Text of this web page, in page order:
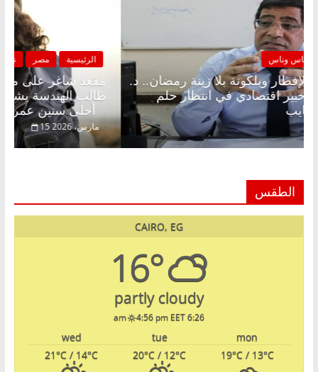
الرئيسية مصر
مقعد شاغر على الإفطار وبلكونة بلا زينة رمضان.. د.
عبدالخالق فاروق خبير اقتصادي في انتظار حلم
الحرية ولمة الحبايب
22 فبراير، 2026
الطقس
CAIRO, EG
16°
partly cloudy
6:26 am
4:56 pm EET
mon
tue
wed
19°C/ 13°C
20°C / 12°C
21°C / 14°C